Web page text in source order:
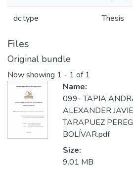
dc.type Thesis
Files
Original bundle
Now showing 1 - 1 of 1
Name:
099- TAPIA
ALEXANDER
TARAPUEZ
BOLÍVAR.pdf
Size:
9.01 MB